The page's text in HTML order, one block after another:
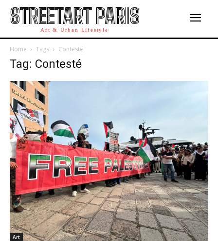
STREETART PARIS
Art & Urban Lifestyle
Home Tags Contesté
Tag: Contesté
Art